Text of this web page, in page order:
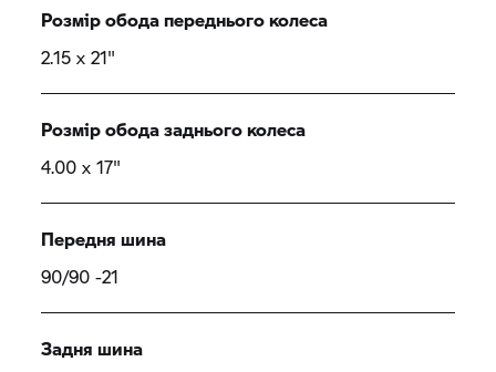
Розмір обода переднього колеса
2.15 x 21"
Розмір обода заднього колеса
4.00 x 17"
Передня шина
90/90 -21
Задня шина